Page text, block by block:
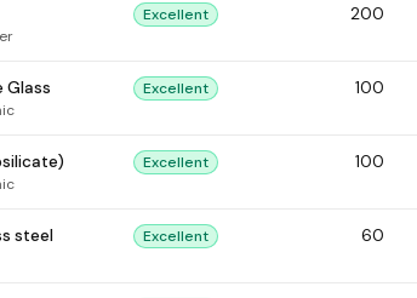
Excellent 200
Glass Excellent 100
Excellent 100
steel Excellent 60